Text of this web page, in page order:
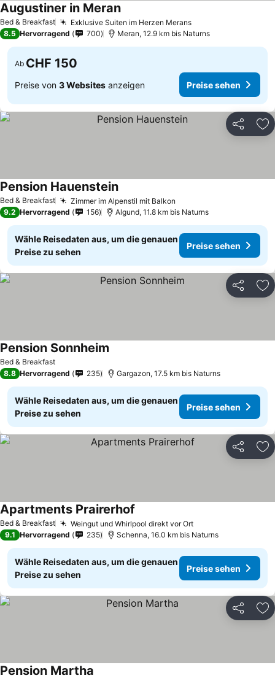
Bed & Breakfast Exklusive Suiten im Herzen MeransPreise sehen
Augustiner in MeranPreise sehen
8.5 Hervorragend 700 Meran, 12.9 km bis Naturns
Ab CHF 150
Preise von 3 Websites anzeigen Preise sehen
Teilen
Bed & Breakfast Zimmer im Alpenstil mit Balkon
Pension HauensteinPreise sehen
9.2 Hervorragend 156 Algund, 11.8 km bis Naturns
Wähle Reisedaten aus, um die genauen
Preise zu sehen
Preise sehen
Teilen
Bed & Breakfast
Pension Sonnheim
8.8 Hervorragend 235 Gargazon, 17.5 km bis Naturns
Wähle Reisedaten aus, um die genauen
Preise zu sehen
Preise sehen
Teilen
Bed & Breakfast Weingut und Whirlpool direkt vor OrtPreise sehen
Apartments Prairerhof
9.1 Hervorragend 235 Schenna, 16.0 km bis Naturns
Wähle Reisedaten aus, um die genauen
Preise zu sehen
Preise sehen
Teilen
Pension Martha